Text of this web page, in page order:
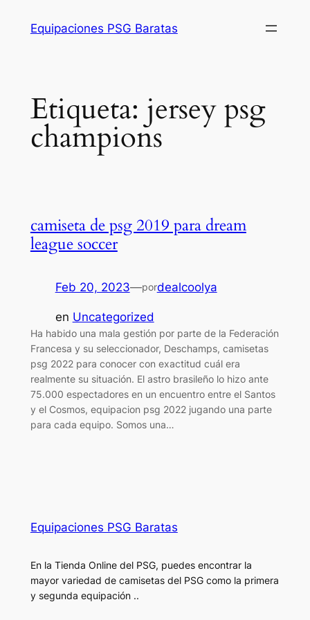
Equipaciones PSG Baratas
Etiqueta: jersey psg
champions
camiseta de psg 2019 para dream
league soccer
Feb 20, 2023—pordealcoolya
en Uncategorized
Ha habido una mala gestión por parte de la Federación
Francesa y su seleccionador, Deschamps, camisetas
psg 2022 para conocer con exactitud cuál era
realmente su situación. El astro brasileño lo hizo ante
75.000 espectadores en un encuentro entre el Santos
y el Cosmos, equipacion psg 2022 jugando una parte
para cada equipo. Somos una…
Equipaciones PSG Baratas
En la Tienda Online del PSG, puedes encontrar la
mayor variedad de camisetas del PSG como la primera
y segunda equipación ..